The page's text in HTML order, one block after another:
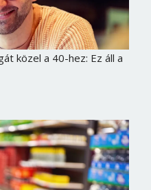
közel a 40-hez: Ez áll a